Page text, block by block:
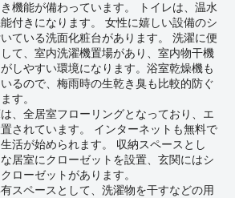
機能が備わっています。 トイレは、温水
付きになります。 女性に嬉しい設備のシ
ている洗面化粧台があります。 洗濯に便
て、室内洗濯機置場があり、室内物干機
しやすい環境になります。浴室乾燥機も
るので、梅雨時の生乾き臭も比較的防ぐ
す。
、全居室フローリングとなっており、エ
されています。 インターネットも無料で
活が始められます。 収納スペースとし
居室にクローゼットを設置、玄関にはシ
ローゼットがあります。
スペースとして、洗濯物を干すなどの用